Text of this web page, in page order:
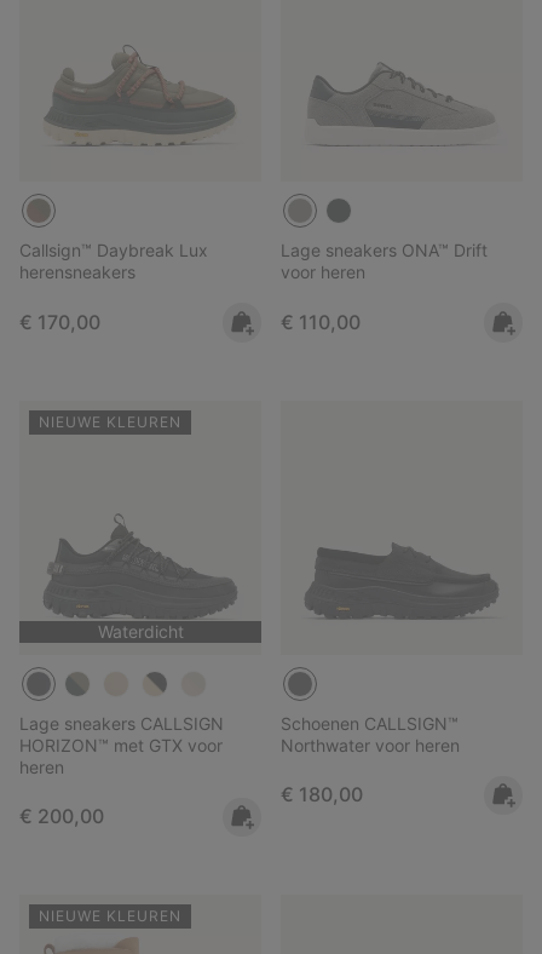
Callsign™ Daybreak Lux
herensneakers
Regular price:
€ 170,00
Lage sneakers ONA™ Drift
voor heren
Regular price:
€ 110,00
NIEUWE KLEUREN
Waterdicht
Lage sneakers CALLSIGN
HORIZON™ met GTX voor
heren
Regular price:
€ 200,00
Schoenen CALLSIGN™
Northwater voor heren
Regular price:
€ 180,00
NIEUWE KLEUREN